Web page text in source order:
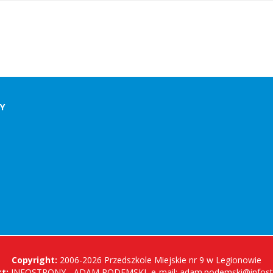
Copyright: 2006-2026 Przedszkole Miejskie nr 9 w Legionowie